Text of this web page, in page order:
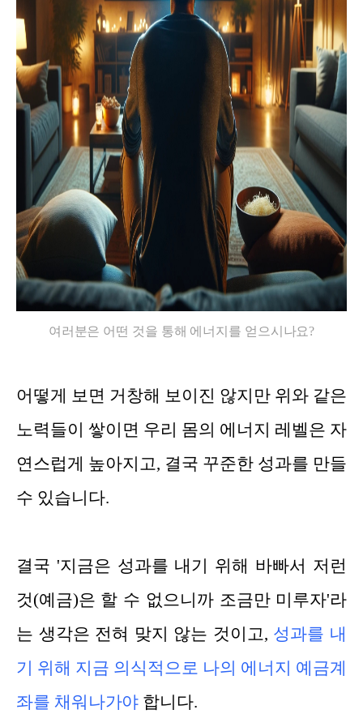
여러분은 어떤 것을 통해 에너지를 얻으시나요?
어떻게 보면 거창해 보이진 않지만 위와 같은
노력들이 쌓이면 우리 몸의 에너지 레벨은 자
연스럽게 높아지고, 결국 꾸준한 성과를 만들
수 있습니다.
결국 '지금은 성과를 내기 위해 바빠서 저런
것(예금)은 할 수 없으니까 조금만 미루자'라
는 생각은 전혀 맞지 않는 것이고, 성과를 내
기 위해 지금 의식적으로 나의 에너지 예금계
좌를 채워나가야 합니다.